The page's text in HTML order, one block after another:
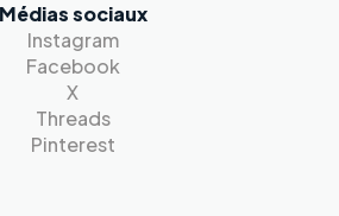
Médias sociaux
Instagram
Facebook
X
Threads
Pinterest